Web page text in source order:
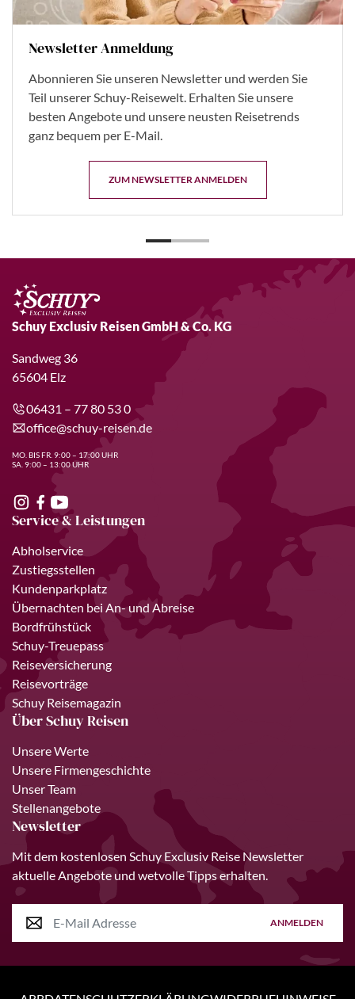
Newsletter Anmeldung
Abonnieren Sie unseren Newsletter und werden Sie
Teil unserer Schuy-Reisewelt. Erhalten Sie unsere
besten Angebote und unsere neusten Reisetrends
ganz bequem per E-Mail.
ZUM NEWSLETTER ANMELDEN
Schuy Exclusiv Reisen GmbH & Co. KG
Sandweg 36
65604 Elz
06431 – 77 80 53 0
office@schuy-reisen.de
MO. BIS FR. 9:00 – 17:00 UHR
SA. 9:00 – 13:00 UHR
Service & Leistungen
Abholservice
Zustiegsstellen
Kundenparkplatz
Übernachten bei An- und Abreise
Bordfrühstück
Schuy-Treuepass
Reiseversicherung
Reisevorträge
Schuy Reisemagazin
Über Schuy Reisen
Unsere Werte
Unsere Firmengeschichte
Unser Team
Stellenangebote
Newsletter
Mit dem kostenlosen Schuy Exclusiv Reise Newsletter
aktuelle Angebote und wetvolle Tipps erhalten.
ANMELDEN